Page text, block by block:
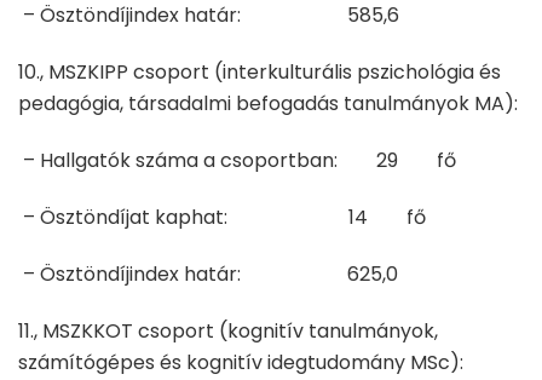
– Ösztöndíjindex határ: 585,6
10., MSZKIPP csoport (interkulturális pszichológia és
pedagógia, társadalmi befogadás tanulmányok MA):
– Hallgatók száma a csoportban: 29 fő
– Ösztöndíjat kaphat: 14 fő
– Ösztöndíjindex határ: 625,0
11., MSZKKOT csoport (kognitív tanulmányok,
számítógépes és kognitív idegtudomány MSc):